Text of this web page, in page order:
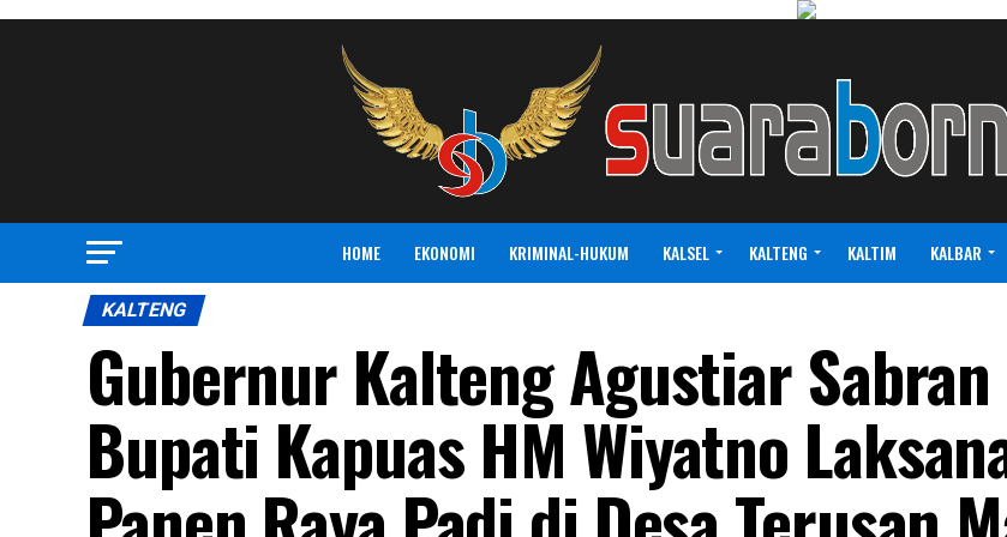
HOME EKONOMI KRIMINAL-HUKUM KALSEL KALTENG KALTIM KALBAR
KALTENG
Gubernur Kalteng Agustiar
Bupati Kapuas HM Wiyatno